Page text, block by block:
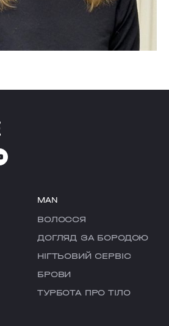
MAN
ВОЛОССЯ
ДОГЛЯД ЗА БОРОДОЮ
НІГТЬОВИЙ СЕРВІС
БРОВИ
ТУРБОТА ПРО ТІЛО